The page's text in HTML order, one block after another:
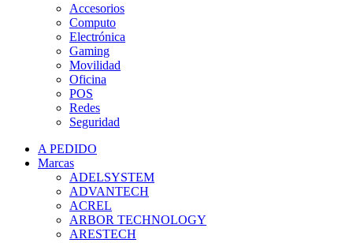
Accesorios
Computo
Electrónica
Gaming
Movilidad
Oficina
POS
Redes
Seguridad
A PEDIDO
Marcas
ADELSYSTEM
ADVANTECH
ACREL
ARBOR TECHNOLOGY
ARESTECH